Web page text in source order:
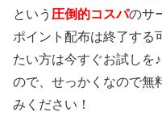
という 圧倒的コスパのサ
ポイント配布は終了する
たい方は今すぐお試しを
ので、せっかくなので無
みください！